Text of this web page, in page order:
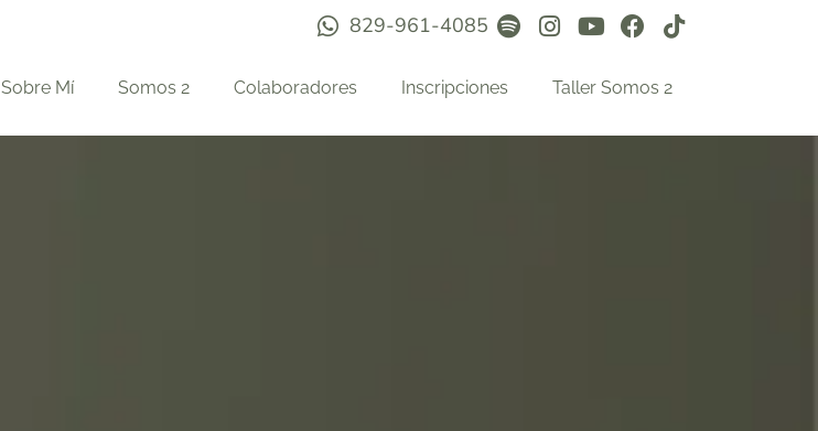
829-961-4085
Sobre Mí Somos 2 Colaboradores Inscripciones Taller Somos 2